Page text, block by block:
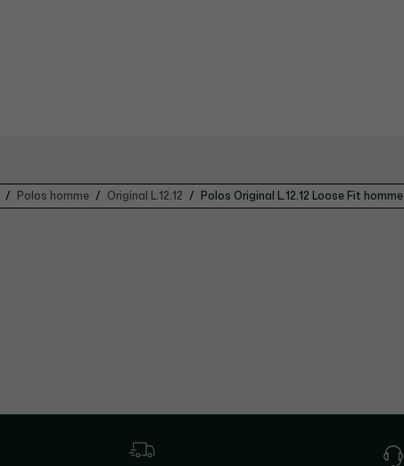
Polos homme Original L.12.12 Polos Original L.12.12 Loose Fit homme